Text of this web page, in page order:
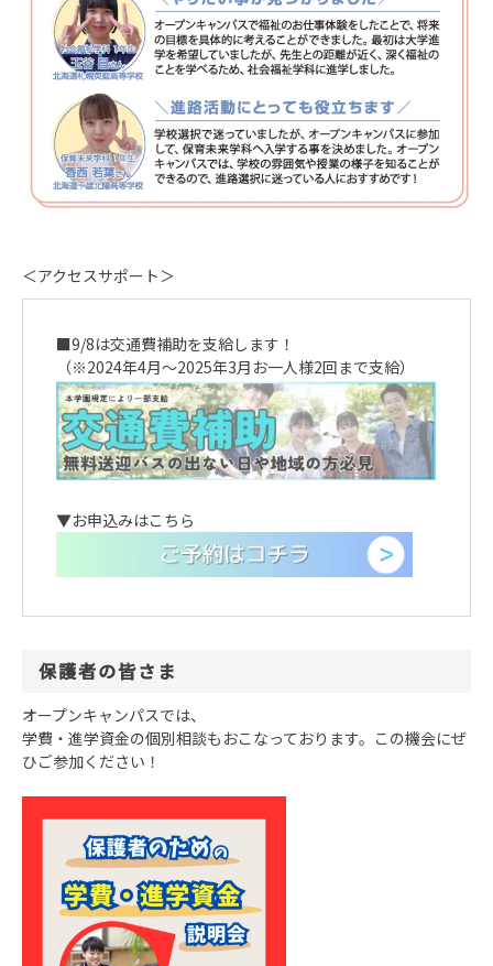
＜アクセスサポート＞
■9/8は交通費補助を支給します！
（※2024年4月～2025年3月お一人様2回まで支給）
▼お申込みはこちら
保護者の皆さま
オープンキャンパスでは、
学費・進学資金の個別相談もおこなっております。この機会にぜ
ひご参加ください！